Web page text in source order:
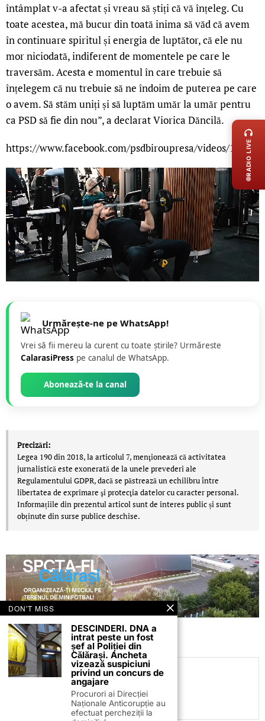
întâmplat v-a afectat și vreau să știți că vă înțeleg. Cu
toate acestea, mă bucur din toată inima să văd că avem
în continuare spiritul și energia de luptător, că ele nu
mor niciodată, indiferent de momentele pe care le
traversăm. Acesta e momentul în care trebuie să
înțelegem că nu trebuie să ne îndoim de puterea pe care
o avem. Să stăm uniți și să luptăm umăr la umăr pentru
ca PSD să fie din nou”, a declarat Viorica Dăncilă.
https://www.facebook.com/psdbiroupresa/videos/
Urmărește-ne pe WhatsApp!
Vrei să fii mereu la curent cu toate știrile? Urmăreste
CalarasiPress pe canalul de WhatsApp.
Abonează-te la canal
Precizări:
Legea 190 din 2018, la articolul 7, menţionează că activitatea
jurnalistică este exonerată de la unele prevederi ale
Regulamentului GDPR, dacă se păstrează un echilibru între
libertatea de exprimare şi protecţia datelor cu caracter personal.
Informațiile din prezentul articol sunt de interes public și sunt
obținute din surse publice deschise.
C.C
LIVE
RADIO LIVE
DON'T MISS
DESCINDERI. DNA a
intrat peste un fost
șef al Poliției din
Călărași. Ancheta
vizează suspiciuni
privind un concurs de
angajare
Procurori ai Direcției
Naționale Anticorupție au
efectuat percheziții la